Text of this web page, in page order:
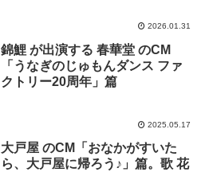
2026.01.31
錦鯉 が出演する 春華堂 のCM
「うなぎのじゅもんダンス ファ
クトリー20周年」篇
2025.05.17
大戸屋 のCM「おなかがすいた
ら、大戸屋に帰ろう♪」篇。歌 花